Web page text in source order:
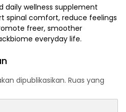
daily wellness supplement
spinal comfort, reduce feelings
freer, smoother
everyday life.
dipublikasikan. Ruas yang